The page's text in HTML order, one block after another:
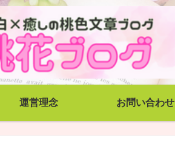
運営理念 お問い合わせ